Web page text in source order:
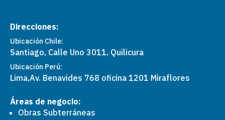
Direcciones:
Ubicación Chile:
Santiago, Calle Uno 3011, Quilicura
Ubicación Perú:
Lima,Av. Benavides 768 oficina 1201 Miraflores
Áreas de negocio:
Obras Subterráneas